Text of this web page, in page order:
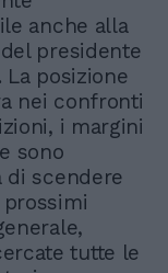
anche alla
presidente
posizione
nei confronti
i margini
sono
di scendere
tutte le